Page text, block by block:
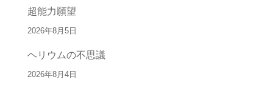
超能力願望
2026年8月5日
ヘリウムの不思議
2026年8月4日